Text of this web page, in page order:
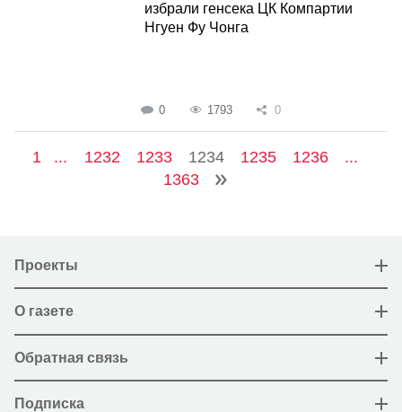
избрали генсека ЦК Компартии
Нгуен Фу Чонга
0 1793 0
1 ... 1232 1233 1234 1235 1236
...
1363
Проекты
О газете
Обратная связь
Подписка